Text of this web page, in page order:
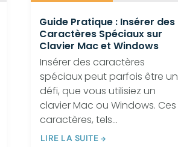
Guide Pratique : Insérer des
Caractères Spéciaux sur
Clavier Mac et Windows
Insérer des caractères
spéciaux peut parfois être un
défi, que vous utilisiez un
clavier Mac ou Windows. Ces
caractères, tels...
LIRE LA SUITE